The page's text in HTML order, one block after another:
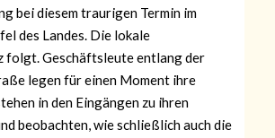
bei diesem traurigen Termin im
des Landes. Die lokale
folgt. Geschäftsleute entlang der
legen für einen Moment ihre
in den Eingängen zu ihren
beobachten, wie schließlich auch die